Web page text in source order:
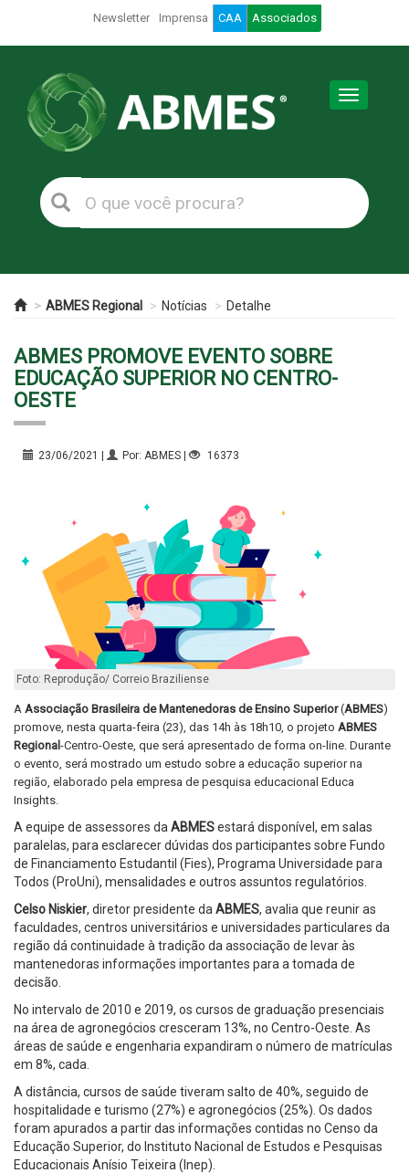
Newsletter Imprensa CAA Associados
Toggle
ABMES Regional Notícias Detalhe
ABMES PROMOVE EVENTO SOBRE
EDUCAÇÃO SUPERIOR NO CENTRO-
OESTE
23/06/2021 | Por: ABMES | 16373
Foto: Reprodução/ Correio Braziliense
A Associação Brasileira de Mantenedoras de Ensino Superior(ABMES)
promove, nesta quarta-feira (23), das 14h às 18h10, o projeto ABMES
Regional-Centro-Oeste, que será apresentado de forma on-line. Durante
o evento, será mostrado um estudo sobre a educação superior na
região, elaborado pela empresa de pesquisa educacional Educa
Insights.
A equipe de assessores da ABMESestará disponível, em salas
paralelas, para esclarecer dúvidas dos participantes sobre Fundo
de Financiamento Estudantil (Fies), Programa Universidade para
Todos (ProUni), mensalidades e outros assuntos regulatórios.
Celso Niskier, diretor presidente da ABMES, avalia que reunir as
faculdades, centros universitários e universidades particulares da
região dá continuidade à tradição da associação de levar às
mantenedoras informações importantes para a tomada de
decisão.
No intervalo de 2010 e 2019, os cursos de graduação presenciais
na área de agronegócios cresceram 13%, no Centro-Oeste. As
áreas de saúde e engenharia expandiram o número de matrículas
em 8%, cada.
A distância, cursos de saúde tiveram salto de 40%, seguido de
hospitalidade e turismo (27%) e agronegócios (25%). Os dados
foram apurados a partir das informações contidas no Censo da
Educação Superior, do Instituto Nacional de Estudos e Pesquisas
Educacionais Anísio Teixeira (Inep).